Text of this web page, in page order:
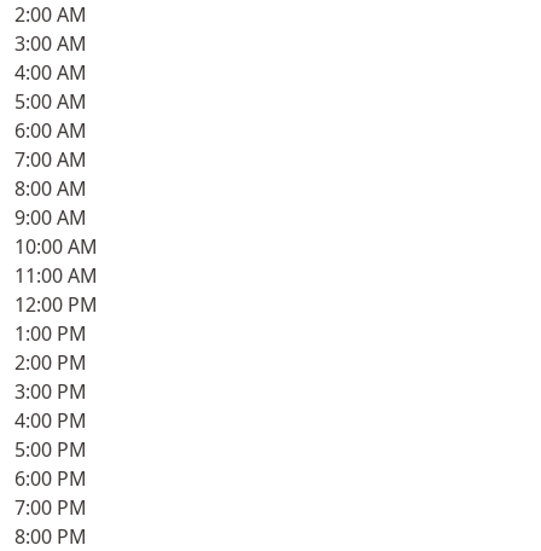
2:00 AM
3:00 AM
4:00 AM
5:00 AM
6:00 AM
7:00 AM
8:00 AM
9:00 AM
10:00 AM
11:00 AM
12:00 PM
1:00 PM
2:00 PM
3:00 PM
4:00 PM
5:00 PM
6:00 PM
7:00 PM
8:00 PM